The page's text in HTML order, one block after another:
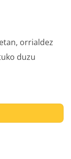
orrialdez
duzu